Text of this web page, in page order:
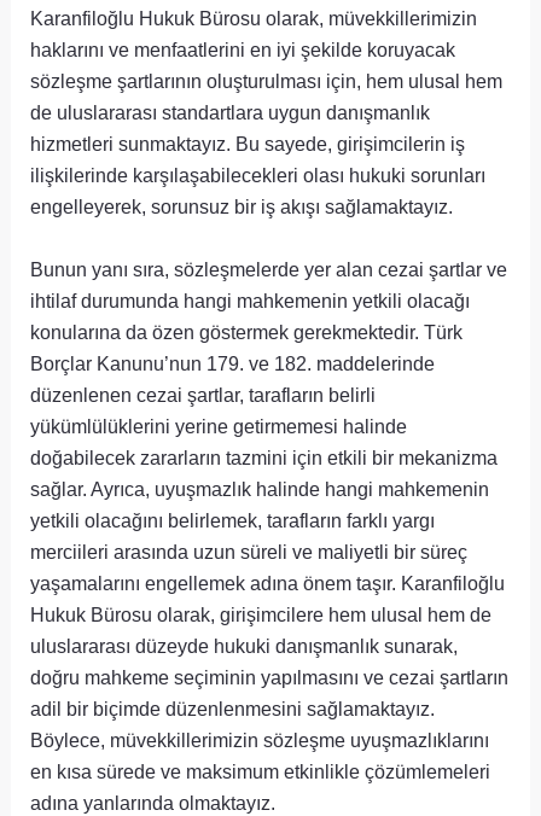
Karanfiloğlu Hukuk Bürosu olarak, müvekkillerimizin
haklarını ve menfaatlerini en iyi şekilde koruyacak
sözleşme şartlarının oluşturulması için, hem ulusal hem
de uluslararası standartlara uygun danışmanlık
hizmetleri sunmaktayız. Bu sayede, girişimcilerin iş
ilişkilerinde karşılaşabilecekleri olası hukuki sorunları
engelleyerek, sorunsuz bir iş akışı sağlamaktayız.
Bunun yanı sıra, sözleşmelerde yer alan cezai şartlar ve
ihtilaf durumunda hangi mahkemenin yetkili olacağı
konularına da özen göstermek gerekmektedir. Türk
Borçlar Kanunu’nun 179. ve 182. maddelerinde
düzenlenen cezai şartlar, tarafların belirli
yükümlülüklerini yerine getirmemesi halinde
doğabilecek zararların tazmini için etkili bir mekanizma
sağlar. Ayrıca, uyuşmazlık halinde hangi mahkemenin
yetkili olacağını belirlemek, tarafların farklı yargı
merciileri arasında uzun süreli ve maliyetli bir süreç
yaşamalarını engellemek adına önem taşır. Karanfiloğlu
Hukuk Bürosu olarak, girişimcilere hem ulusal hem de
uluslararası düzeyde hukuki danışmanlık sunarak,
doğru mahkeme seçiminin yapılmasını ve cezai şartların
adil bir biçimde düzenlenmesini sağlamaktayız.
Böylece, müvekkillerimizin sözleşme uyuşmazlıklarını
en kısa sürede ve maksimum etkinlikle çözümlemeleri
adına yanlarında olmaktayız.